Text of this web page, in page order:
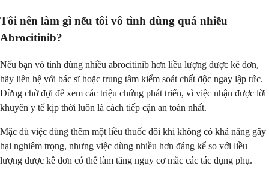
Tôi nên làm gì nếu tôi vô tình dùng quá nhiều
Abrocitinib?
Nếu bạn vô tình dùng nhiều abrocitinib hơn liều lượng được kê đơn,
hãy liên hệ với bác sĩ hoặc trung tâm kiểm soát chất độc ngay lập tức.
Đừng chờ đợi để xem các triệu chứng phát triển, vì việc nhận được lời
khuyên y tế kịp thời luôn là cách tiếp cận an toàn nhất.
Mặc dù việc dùng thêm một liều thuốc đôi khi không có khả năng gây
hại nghiêm trọng, nhưng việc dùng nhiều hơn đáng kể so với liều
lượng được kê đơn có thể làm tăng nguy cơ mắc các tác dụng phụ.